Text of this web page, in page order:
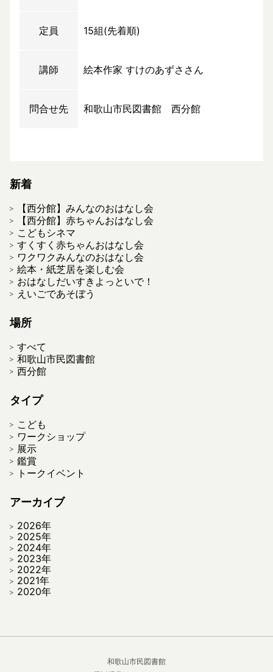
定員 15組(先着順)
講師 絵本作家 すけのあずささん
問合せ先 和歌山市民図書館 西分館
新着
【西分館】みんなのおはなし会
【西分館】赤ちゃんおはなし会
こどもシネマ
すくすく赤ちゃんおはなし会
ワクワクみんなのおはなし会
絵本・紙芝居を楽しむ会
おはなしだいすきよっといで！
えいごであそぼう
場所
すべて
和歌山市民図書館
西分館
タイプ
こども
ワークショップ
展示
鑑賞
トークイベント
アーカイブ
2026年
2025年
2024年
2023年
2022年
2021年
2020年
和歌山市民図書館